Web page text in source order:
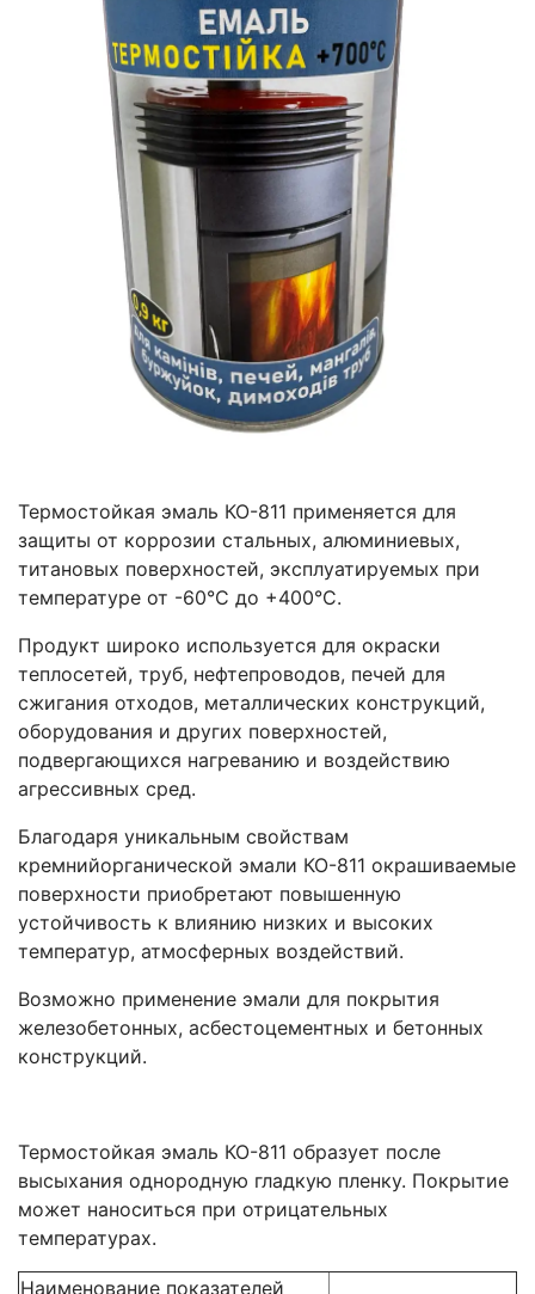
Термостойкая эмаль КО-811 применяется для
защиты от коррозии стальных, алюминиевых,
титановых поверхностей, эксплуатируемых при
температуре от -60°С до +400°С.
Продукт широко используется для окраски
теплосетей, труб, нефтепроводов, печей для
сжигания отходов, металлических конструкций,
оборудования и других поверхностей,
подвергающихся нагреванию и воздействию
агрессивных сред.
Благодаря уникальным свойствам
кремнийорганической эмали КО-811 окрашиваемые
поверхности приобретают повышенную
устойчивость к влиянию низких и высоких
температур, атмосферных воздействий.
Возможно применение эмали для покрытия
железобетонных, асбестоцементных и бетонных
конструкций.
Термостойкая эмаль КО-811 образует после
высыхания однородную гладкую пленку. Покрытие
может наноситься при отрицательных
температурах.
Наименование показателей